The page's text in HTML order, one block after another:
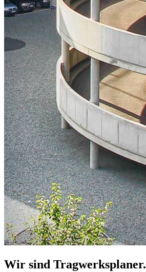
Wir sind Tragwerksplaner.